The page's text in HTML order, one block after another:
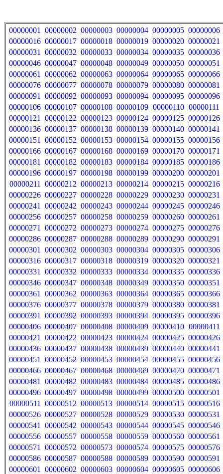
00000001 00000002 00000003 00000004 00000005 00000006
00000016 00000017 00000018 00000019 00000020 00000021
00000031
00000032 00000033 00000034 00000035 00000036
00000046 00000047 00000048 00000049 00000050 00000051
00000061
00000062 00000063 00000064 00000065 00000066
00000076 00000077 00000078 00000079 00000080 00000081
00000091
00000092 00000093 00000094 00000095 00000096
00000106 00000107 00000108 00000109 00000110 00000111
00000121
00000122 00000123 00000124 00000125 00000126
00000136 00000137 00000138 00000139 00000140 00000141
00000151
00000152 00000153 00000154 00000155 00000156
00000166 00000167 00000168 00000169 00000170 00000171
00000181
00000182 00000183 00000184 00000185 00000186
00000196 00000197 00000198 00000199 00000200 00000201
00000211
00000212 00000213 00000214 00000215 00000216
00000226 00000227 00000228 00000229 00000230 00000231
00000241
00000242 00000243 00000244 00000245 00000246
00000256 00000257 00000258 00000259 00000260 00000261
00000271
00000272 00000273 00000274 00000275 00000276
00000286 00000287 00000288 00000289 00000290 00000291
00000301
00000302 00000303 00000304 00000305 00000306
00000316 00000317 00000318 00000319 00000320 00000321
00000331
00000332 00000333 00000334 00000335 00000336
00000346 00000347 00000348 00000349 00000350 00000351
00000361
00000362 00000363 00000364 00000365 00000366
00000376 00000377 00000378 00000379 00000380 00000381
00000391
00000392 00000393 00000394 00000395 00000396
00000406 00000407 00000408 00000409 00000410 00000411
00000421
00000422 00000423 00000424 00000425 00000426
00000436 00000437 00000438 00000439 00000440 00000441
00000451
00000452 00000453 00000454 00000455 00000456
00000466 00000467 00000468 00000469 00000470 00000471
00000481
00000482 00000483 00000484 00000485 00000486
00000496 00000497 00000498 00000499 00000500 00000501
00000511
00000512 00000513 00000514 00000515 00000516
00000526 00000527 00000528 00000529 00000530 00000531
00000541
00000542 00000543 00000544 00000545 00000546
00000556 00000557 00000558 00000559 00000560 00000561
00000571
00000572 00000573 00000574 00000575 00000576
00000586 00000587 00000588 00000589 00000590 00000591
00000601
00000602 00000603 00000604 00000605 00000606